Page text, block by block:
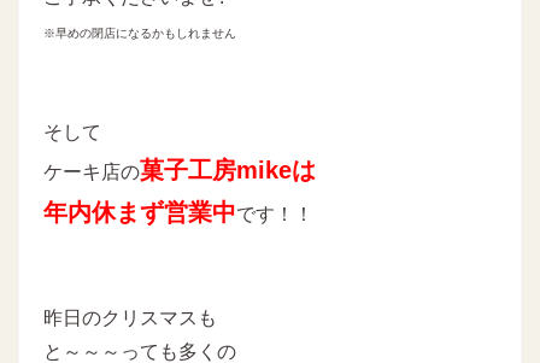
※早めの閉店になるかもしれません
そして
ケーキ店の菓子工房mikeは
年内休まず営業中です！！
昨日のクリスマスも
と～～～っても多くの